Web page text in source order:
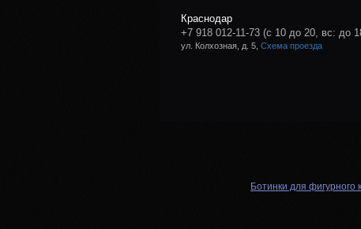
Краснодар
+7 918 012-11-73 (с 10 до 20, вс: до
ул. Колхозная, д. 5, Схема проезда
Ботинки для фигурного